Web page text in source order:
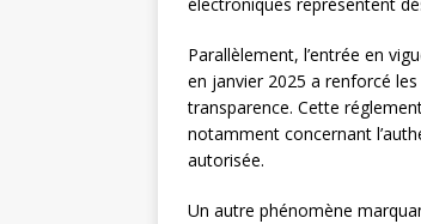
Parallèlement, l’entrée en
en janvier 2025 a renforcé
transparence. Cette
notamment concernant
autorisée.
Un autre phénomène